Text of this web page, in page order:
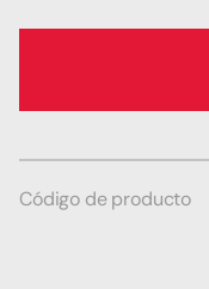
Código de producto